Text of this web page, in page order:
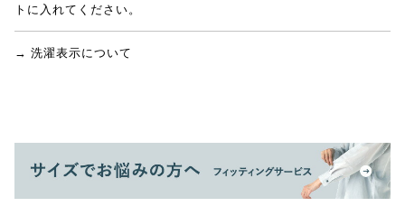
トに入れてください。
→ 洗濯表示について